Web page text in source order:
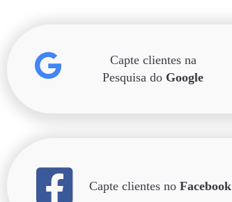
Capte clientes na
Pesquisa do Google
Capte clientes no Facebook